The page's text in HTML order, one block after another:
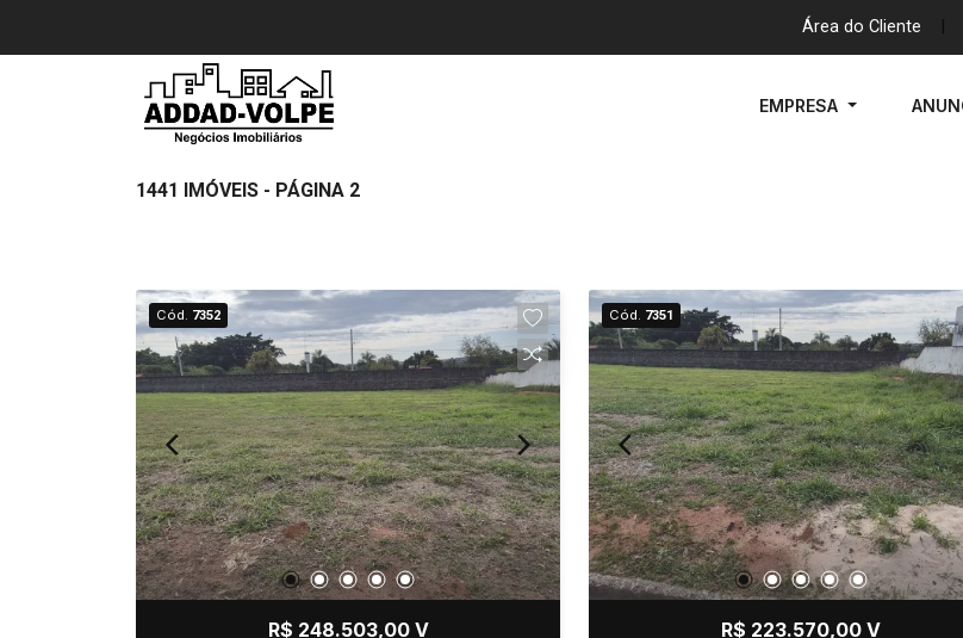
Área do Cliente
EMPRESA
1441 IMÓVEIS - PÁGINA 2
Cód. 7352
R$ 248.503,00 V
Cód. 7351
R$ 223.570,00 V